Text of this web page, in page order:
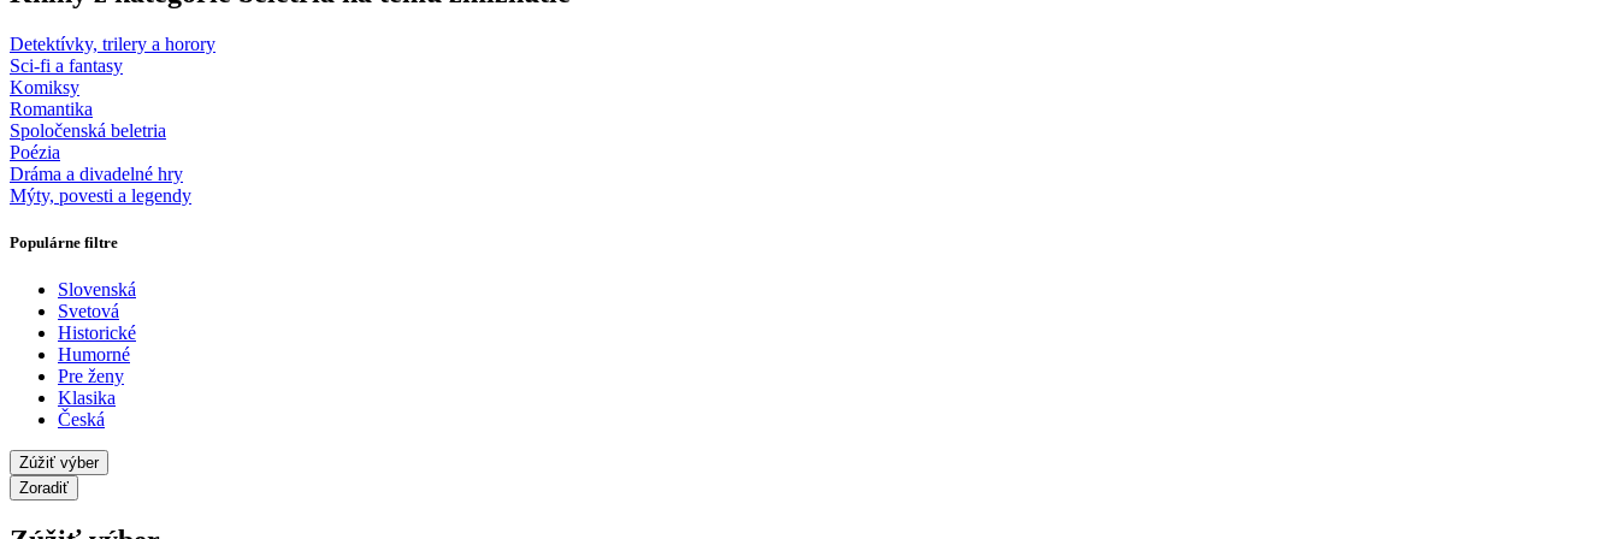
Detektívky, trilery a horory
Sci-fi a fantasy
Komiksy
Romantika
Spoločenská beletria
Poézia
Dráma a divadelné hry
Mýty, povesti a legendy
Populárne filtre
Slovenská
Svetová
Historické
Humorné
Pre ženy
Klasika
Česká
Zúžiť výber
Zoradiť